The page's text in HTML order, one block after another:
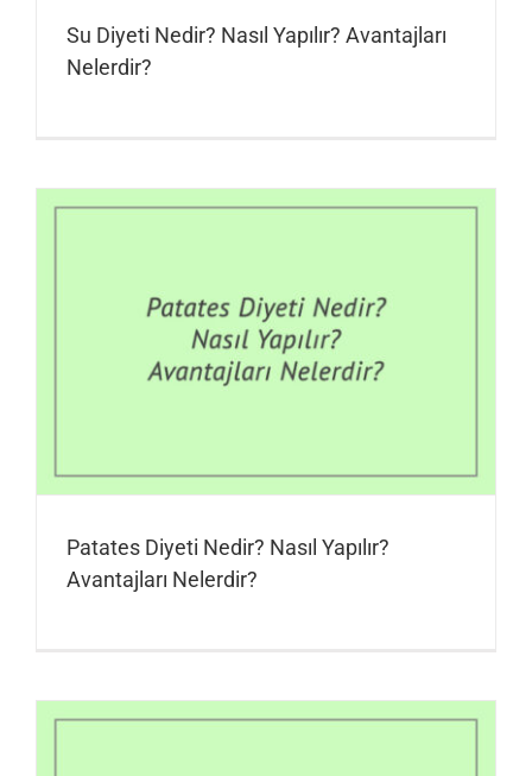
Su Diyeti Nedir? Nasıl Yapılır? Avantajları
Nelerdir?
Patates Diyeti Nedir? Nasıl Yapılır?
Avantajları Nelerdir?